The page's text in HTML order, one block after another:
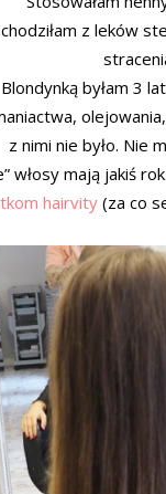
z leków
Blondynką byłam 3
z nimi nie było. Nie
włosy mają jakiś
hairvity(za co